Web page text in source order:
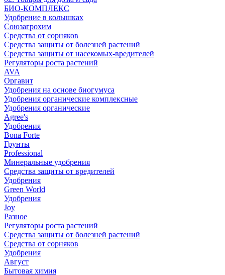
БИО-КОМПЛЕКС
Удобрение в колышках
Союзагрохим
Средства от сорняков
Средства защиты от болезней растений
Средства защиты от насекомых-вредителей
Регуляторы роста растений
AVA
Оргавит
Удобрения на основе биогумуса
Удобрения органические комплексные
Удобрения органические
Agree's
Удобрения
Bona Forte
Грунты
Professional
Минеральные удобрения
Средства защиты от вредителей
Удобрения
Green World
Удобрения
Joy
Разное
Регуляторы роста растений
Средства защиты от болезней растений
Средства от сорняков
Удобрения
Август
Бытовая химия